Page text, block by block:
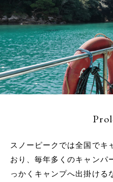
スノーピークでは全国でキ
おり、毎年多くのキャンパ
っかくキャンプへ出掛ける